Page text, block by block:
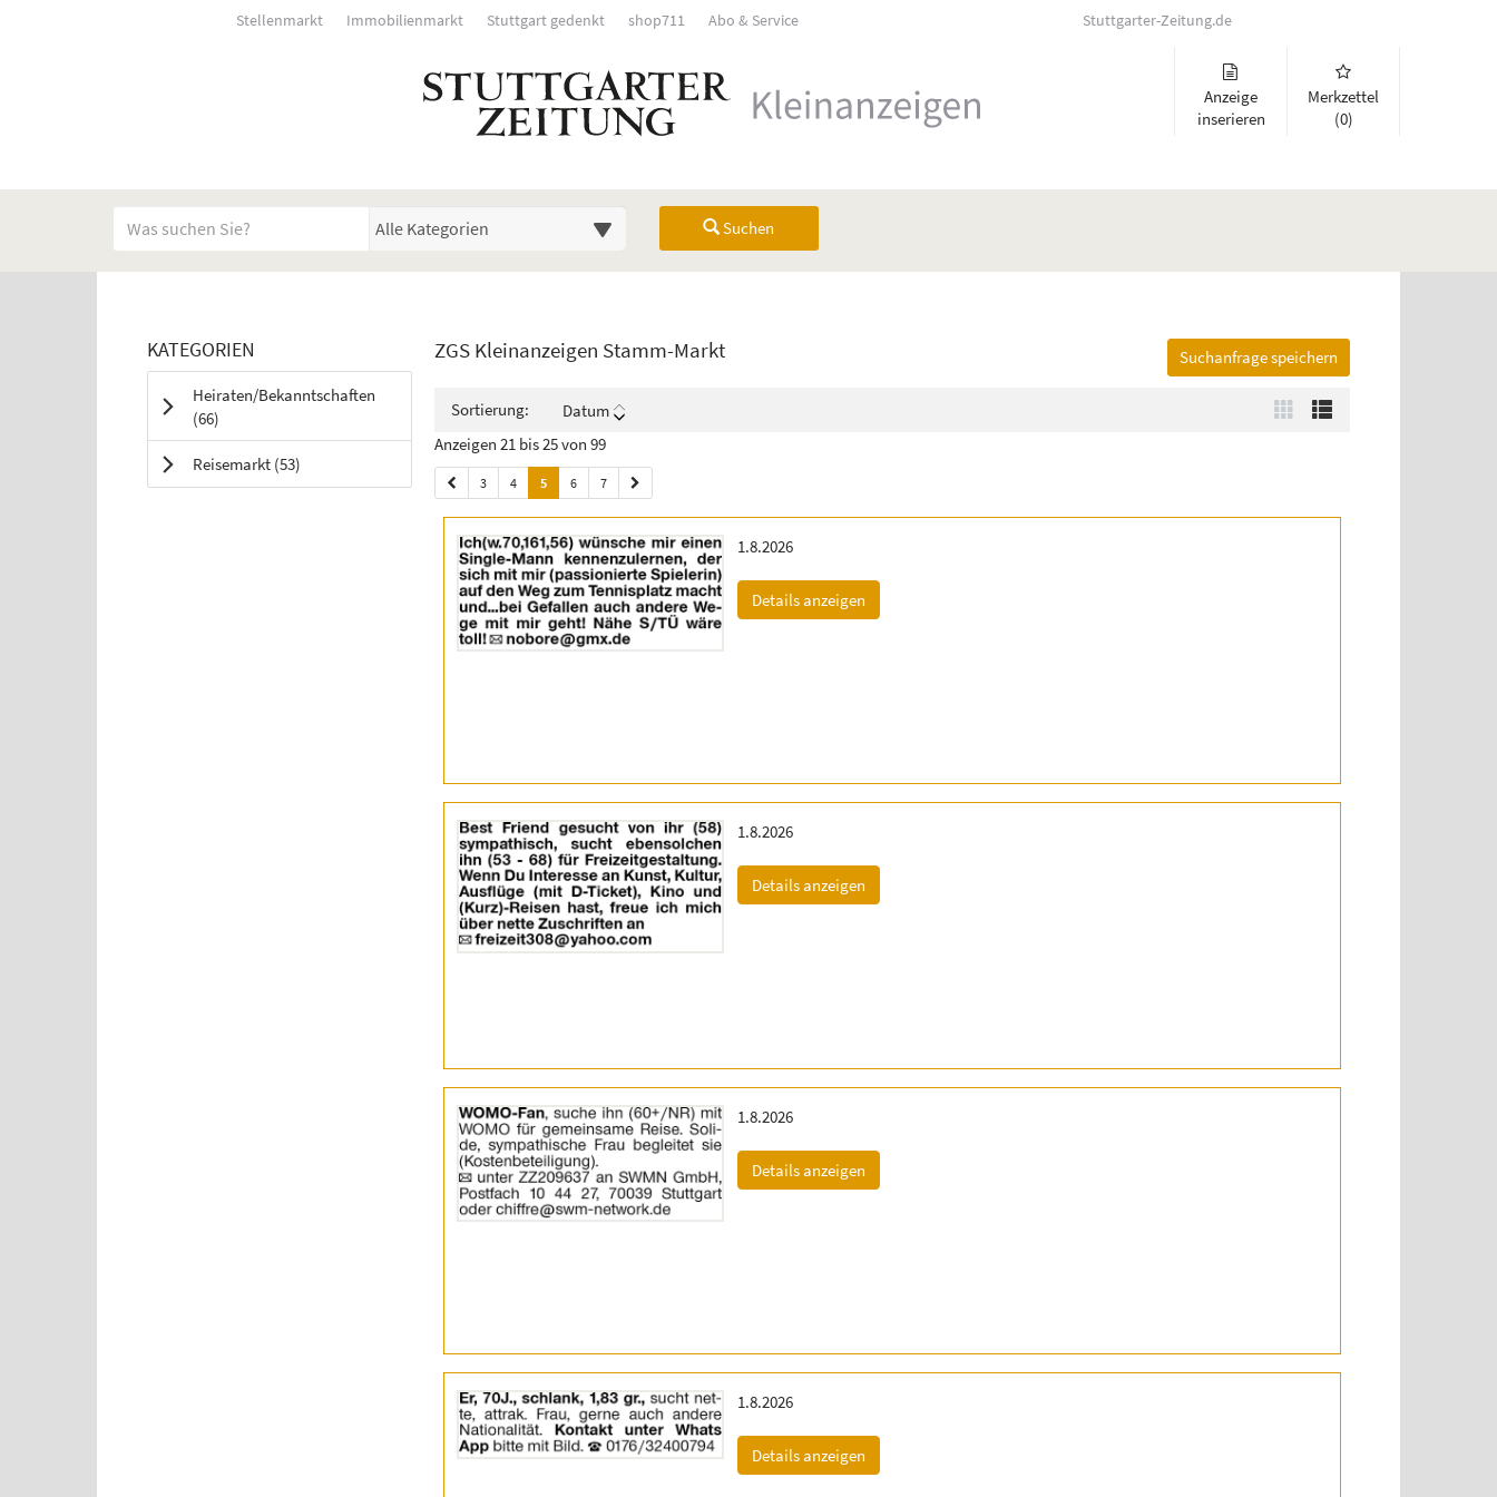
Startseite
Stellenmarkt Immobilienmarkt Stuttgart gedenkt shop711 Abo & Service Stuttgarter-Zeitung.de
Anzeige
inserieren
Merkzettel
(0)
Alle Kategorien
Suchen
Kategorien & Anzeigen Übersicht
KATEGORIEN
Bedienhinweis: Navigieren Sie mit Tab (Shift+Tab zurück). Drücken Sie die Eingabetaste, um Unterkategorien ein- oder auszuklappen und Links zu öffnen. Mit Pfeil rechts klappen Sie auf, mit
Heiraten/Bekanntschaften
(66Anzeigen
)
Reisemarkt (53Anzeigen
)
Rubrik:
ZGS Kleinanzeigen Stamm-Markt Suchanfrage speichern
Sortierung: Datum
Anzeigen 21 bis 25 von 99
3 4 5 6 7
Anzeige
2061905
anzeigen
Erscheinungsdatum:
1.8.2026
Details anzeigen(ID: 2061905)
Anzeige
2061989
anzeigen
Info:
Erscheinungsdatum:
1.8.2026
Details anzeigen(ID: 2061989)
Anzeige
2062217
anzeigen
Erscheinungsdatum:
1.8.2026
Details anzeigen(ID: 2062217)
Anzeige
2062220
Erscheinungsdatum:
1.8.2026
Details anzeigen(ID: 2062220)